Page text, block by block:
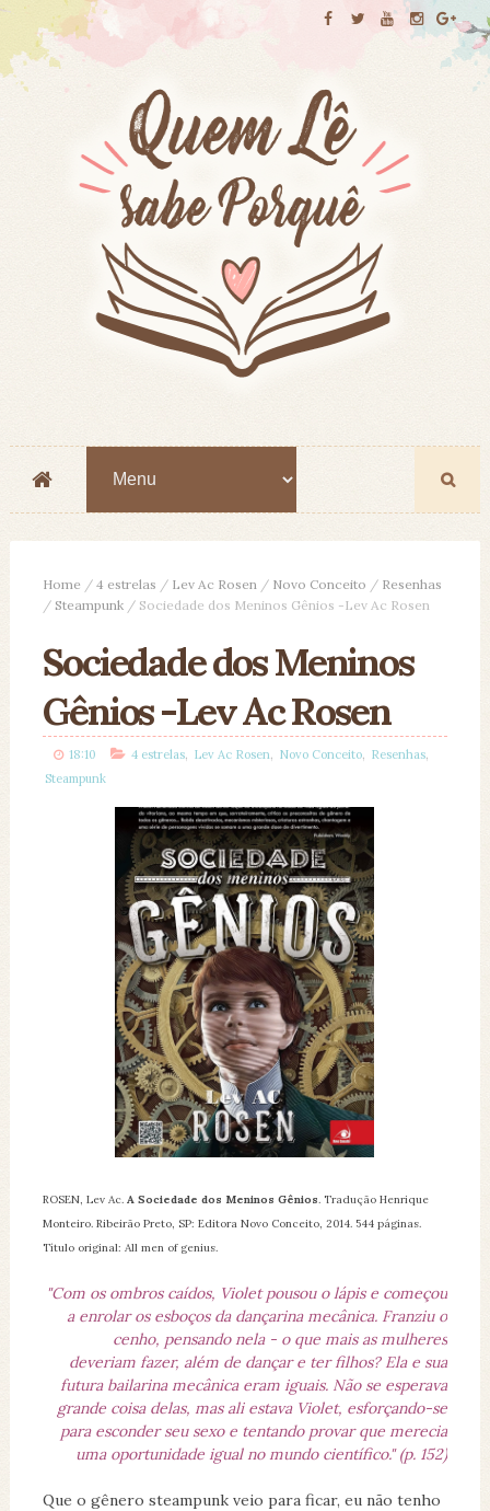
Home / 4 estrelas / Lev Ac Rosen / Novo Conceito / Resenhas
/ Steampunk / Sociedade dos Meninos Gênios -Lev Ac Rosen
Sociedade dos Meninos
Gênios -Lev Ac Rosen
18:10 4 estrelas, Lev Ac Rosen, Novo Conceito, Resenhas,
Steampunk
ROSEN, Lev Ac. A Sociedade dos Meninos Gênios. Tradução Henrique
Monteiro. Ribeirão Preto, SP: Editora Novo Conceito, 2014. 544 páginas.
Título original: All men of genius.
"Com os ombros caídos, Violet pousou o lápis e começou
a enrolar os esboços da dançarina mecânica. Franziu o
cenho, pensando nela - o que mais as mulheres
deveriam fazer, além de dançar e ter filhos? Ela e sua
futura bailarina mecânica eram iguais. Não se esperava
grande coisa delas, mas ali estava Violet, esforçando-se
para esconder seu sexo e tentando provar que merecia
uma oportunidade igual no mundo científico." (p. 152)
Que o gênero steampunk veio para ficar, eu não tenho